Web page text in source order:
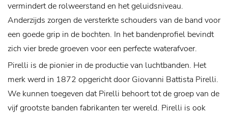
vermindert de rolweerstand en het geluidsniveau.
Anderzijds zorgen de versterkte schouders van de band voor
een goede grip in de bochten. In het bandenprofiel bevindt
zich vier brede groeven voor een perfecte waterafvoer.
Pirelli is de pionier in de productie van luchtbanden. Het
merk werd in 1872 opgericht door Giovanni Battista Pirelli.
We kunnen toegeven dat Pirelli behoort tot de groep van de
vijf grootste banden fabrikanten ter wereld. Pirelli is ook